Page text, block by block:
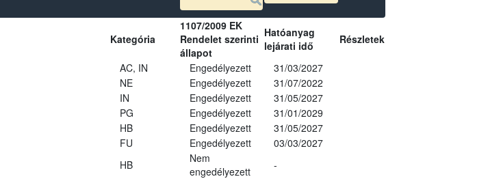
Kategória
1107/2009 EK
Rendelet szerinti
állapot
Hatóanyag
lejárati idő
Részletek
AC, IN Engedélyezett
31/03/2027
NE Engedélyezett
31/07/2022
IN Engedélyezett
31/05/2027
PG Engedélyezett
31/01/2029
HB Engedélyezett
31/05/2027
FU Engedélyezett
03/03/2027
HB
Nem
engedélyezett
-